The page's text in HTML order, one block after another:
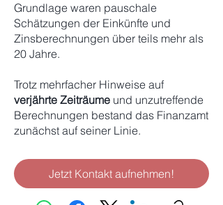
Grundlage waren pauschale
Schätzungen der Einkünfte und
Zinsberechnungen über teils mehr als
20 Jahre.
Trotz mehrfacher Hinweise auf
verjährte Zeiträume und unzutreffende
Berechnungen bestand das Finanzamt
zunächst auf seiner Linie.
Jetzt Kontakt aufnehmen!